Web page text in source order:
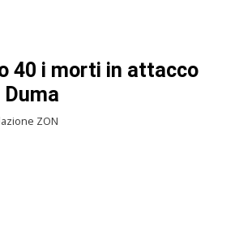
40 i morti in attacco
ZON